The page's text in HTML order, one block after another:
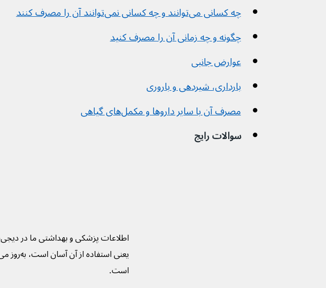
چه کسانی می‌توانند و چه کسانی نمی‌توانند آن را مصرف کنند
چگونه و چه زمانی آن را مصرف کنید
عوارض جانبی
بارداری، شیردهی و باروری
مصرف آن با سایر داروها و مکمل‌های گیاهی
سوالات رایج
اطلاعات پزشکی و بهداشتی ما در
یعنی استفاده از آن آسان است، به‌روز
است.